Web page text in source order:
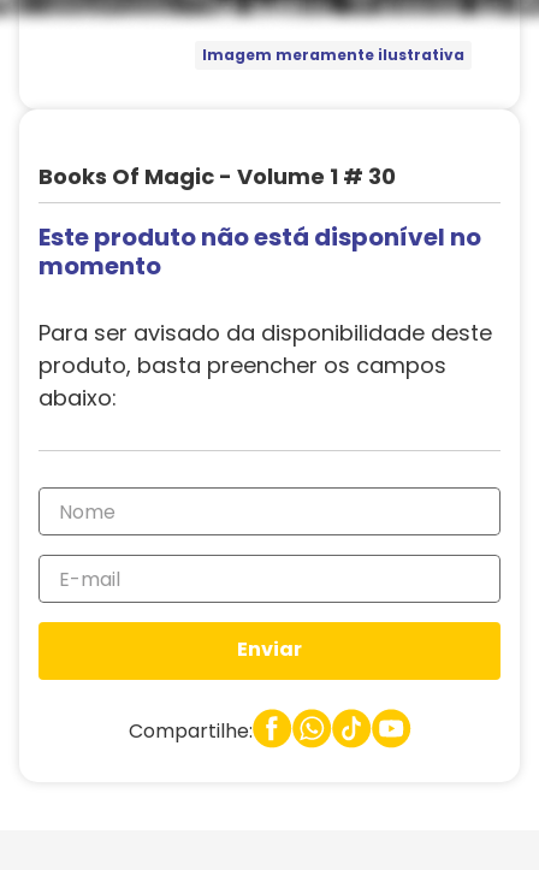
Imagem meramente ilustrativa
Books Of Magic - Volume 1 # 30
Este produto não está disponível no
momento
Para ser avisado da disponibilidade deste
produto, basta preencher os campos
abaixo:
Enviar
Compartilhe: